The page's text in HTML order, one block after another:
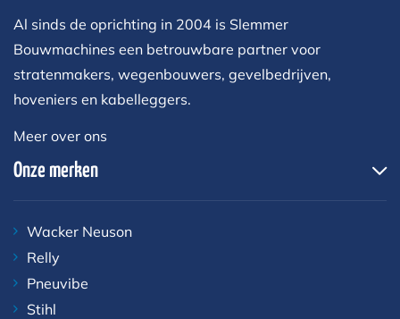
Al sinds de oprichting in 2004 is Slemmer
Bouwmachines een betrouwbare partner voor
stratenmakers, wegenbouwers, gevelbedrijven,
hoveniers en kabelleggers.
Meer over ons
Onze merken
Wacker Neuson
Relly
Pneuvibe
Stihl